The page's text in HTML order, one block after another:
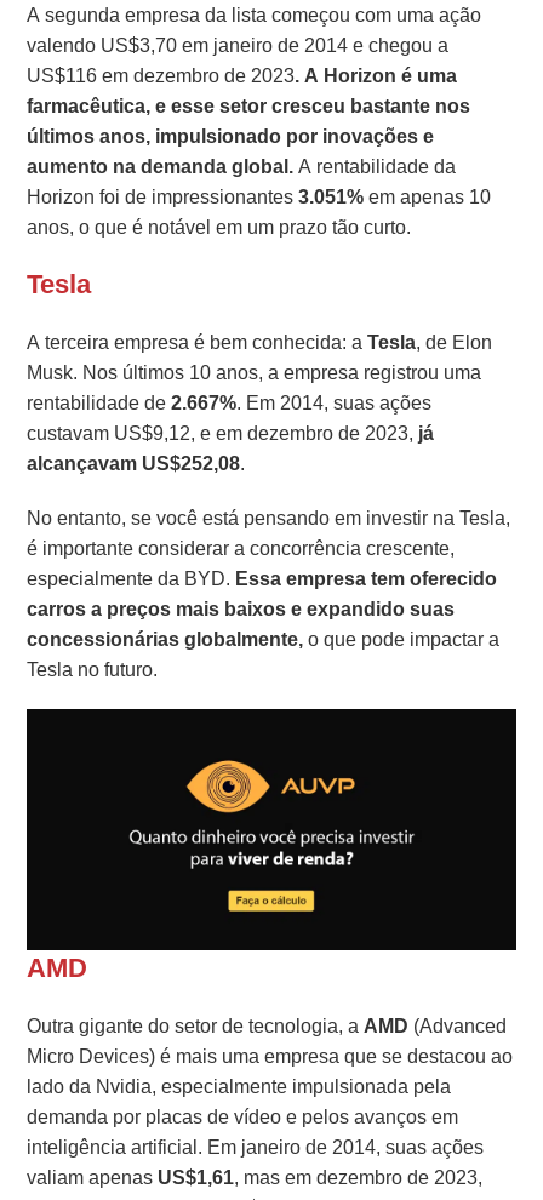
A segunda empresa da lista começou com uma ação
valendo US$3,70 em janeiro de 2014 e chegou a
US$116 em dezembro de 2023. A Horizon é uma
farmacêutica, e esse setor cresceu bastante nos
últimos anos, impulsionado por inovações e
aumento na demanda global.A rentabilidade da
Horizon foi de impressionantes3.051%em apenas 10
anos, o que é notável em um prazo tão curto.
Tesla
A terceira empresa é bem conhecida: aTesla, de Elon
Musk. Nos últimos 10 anos, a empresa registrou uma
rentabilidade de2.667%. Em 2014, suas ações
custavam US$9,12, e em dezembro de 2023, já
alcançavam US$252,08.
No entanto, se você está pensando em investir na Tesla,
é importante considerar a concorrência crescente,
especialmente da BYD. Essa empresa tem oferecido
carros a preços mais baixos e expandido suas
concessionárias globalmente,o que pode impactar a
Tesla no futuro.
AMD
Outra gigante do setor de tecnologia, aAMD (Advanced
Micro Devices) é mais uma empresa que se destacou ao
lado da Nvidia, especialmente impulsionada pela
demanda por placas de vídeo e pelos avanços em
inteligência artificial. Em janeiro de 2014, suas ações
valiam apenas US$1,61, mas em dezembro de 2023,